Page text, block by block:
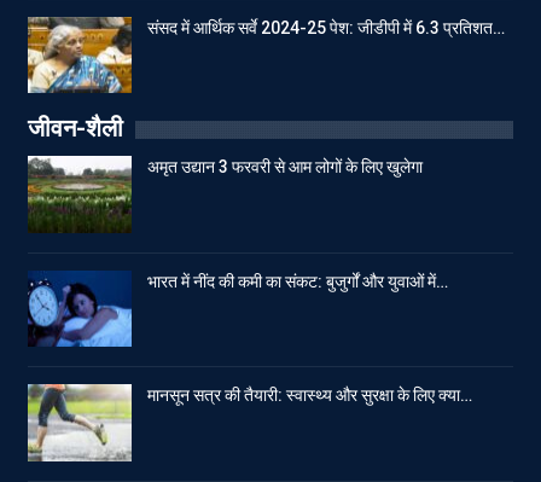
संसद में आर्थिक सर्वे 2024-25 पेश: जीडीपी में 6.3 प्रतिशत…
जीवन-शैली
अमृत उद्यान 3 फरवरी से आम लोगों के लिए खुलेगा
भारत में नींद की कमी का संकट: बुजुर्गों और युवाओं में…
मानसून सत्र की तैयारी: स्वास्थ्य और सुरक्षा के लिए क्या…